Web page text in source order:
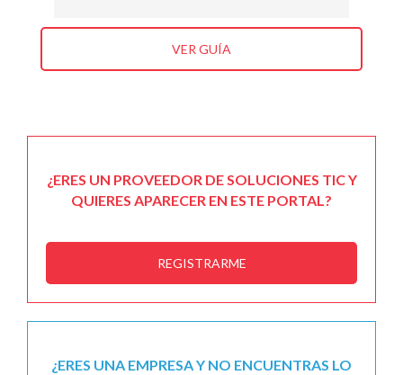
VER GUÍA
¿ERES UN PROVEEDOR DE SOLUCIONES TIC Y
QUIERES APARECER EN ESTE PORTAL?
REGISTRARME
¿ERES UNA EMPRESA Y NO ENCUENTRAS LO